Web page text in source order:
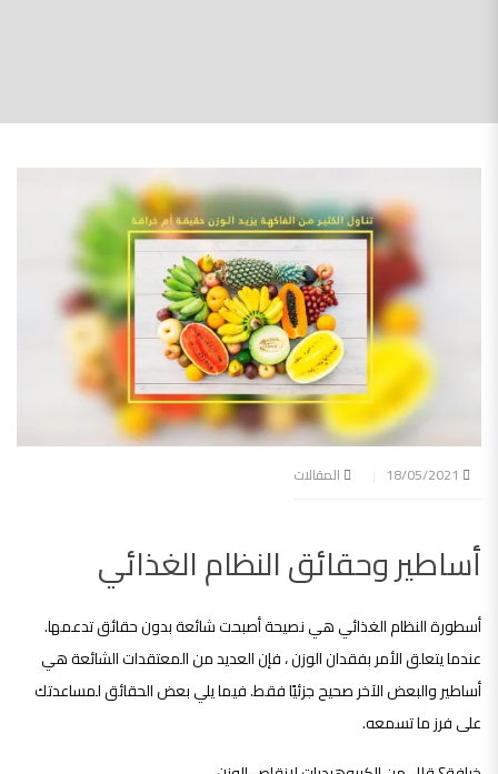
المقالات
أساطير وحقائق النظام الغذائي
أسطورة النظام الغذائي هي نصيحة أصبحت شائعة بدون حقائق تدعمها.
عندما يتعلق الأمر بفقدان الوزن ، فإن العديد من المعتقدات الشائعة هي
أساطير والبعض الآخر صحيح جزئيًا فقط. فيما يلي بعض الحقائق لمساعدتك
على فرز ما تسمعه.